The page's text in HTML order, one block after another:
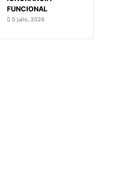
FUNCIONAL
5 julio, 2026